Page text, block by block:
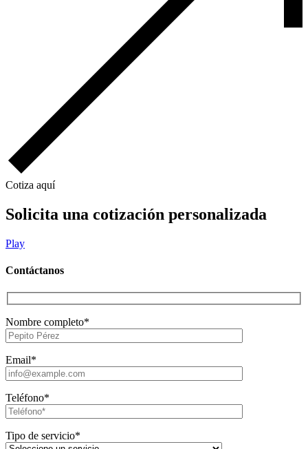
Cotiza aquí
Solicita una cotización personalizada
Play
Contáctanos
Nombre completo*
Email*
Teléfono*
Tipo de servicio*